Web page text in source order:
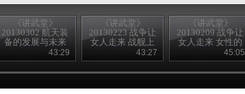
《讲武堂》
20130302 航天装
备的发展与未来
43:29
《讲武堂》
20130223 战争让
女人走来 战舰上
的女掌门43:27
《讲武堂》
20130209 战争让
女人走来 女性的
45:05